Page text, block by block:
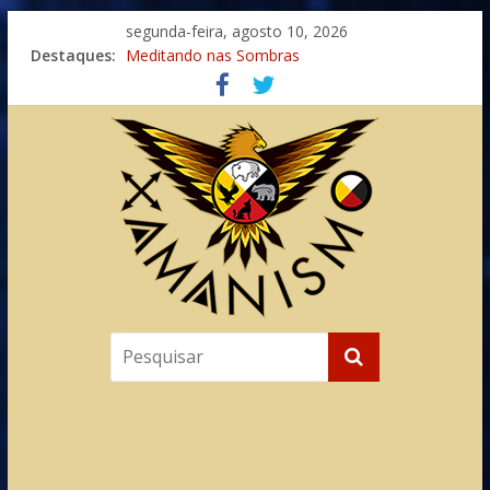
segunda-feira, agosto 10, 2026
Destaques: Meditando nas Sombras
Autosuficiência: A Jornada do Espírito Ancestral
Xamanismo Universal
Totens – Caminho Espiritual – Crescimento
Imaginação na Cura